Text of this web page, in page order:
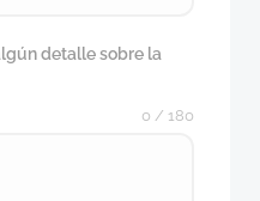
detalle sobre la
0 / 180